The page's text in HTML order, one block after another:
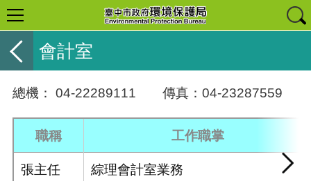
會計室
總機： 04-22289111 傳真：04-23287559
職稱 工作職掌
張主任 綜理會計室業務